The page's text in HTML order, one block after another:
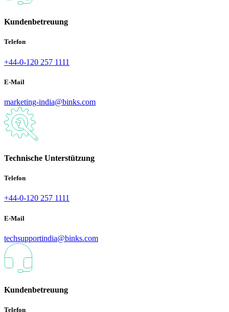
Kundenbetreuung
Telefon
+44-0-120 257 1111
E-Mail
marketing-india@binks.com
Technische Unterstützung
Telefon
+44-0-120 257 1111
E-Mail
techsupportindia@binks.com
Kundenbetreuung
Telefon